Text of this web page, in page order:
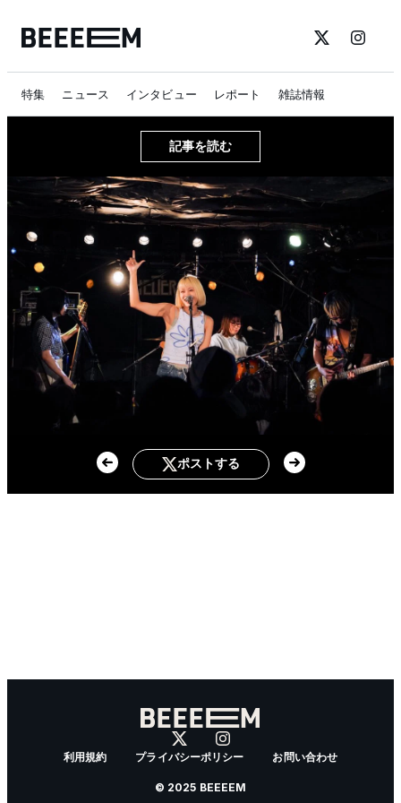
特集 ニュース インタビュー レポート 雑誌情報
記事を読む
ポストする
利用規約 プライバシーポリシー お問い合わせ
© 2025 BEEEEM